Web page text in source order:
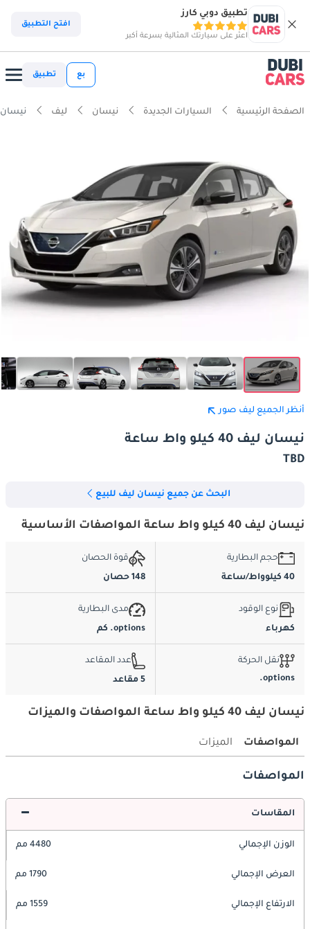
تطبيق دوبي كارز
اعثر على سيارتك المثالية بسرعة أكبر
افتح التطبيق
بع تطبيق
الصفحة الرئيسية السيارات الجديدة نيسان ليف نيسان ليف 40
أنظر الجميع ليف صور
نيسان ليف 40 كيلو واط ساعة
TBD
البحث عن جميع نيسان ليف للبيع
نيسان ليف 40 كيلو واط ساعة المواصفات الأساسية
حجم البطارية
40 كيلوواط/ساعة
قوة الحصان
148 حصان
نوع الوقود
كهرباء
مدى البطارية
options. كم
نقل الحركة
options.
عدد المقاعد
5 مقاعد
نيسان ليف 40 كيلو واط ساعة المواصفات والميزات
المواصفات الميزات
المواصفات
المقاسات
الوزن الإجمالي 4480 مم
العرض الإجمالي 1790 مم
الارتفاع الإجمالي 1559 مم